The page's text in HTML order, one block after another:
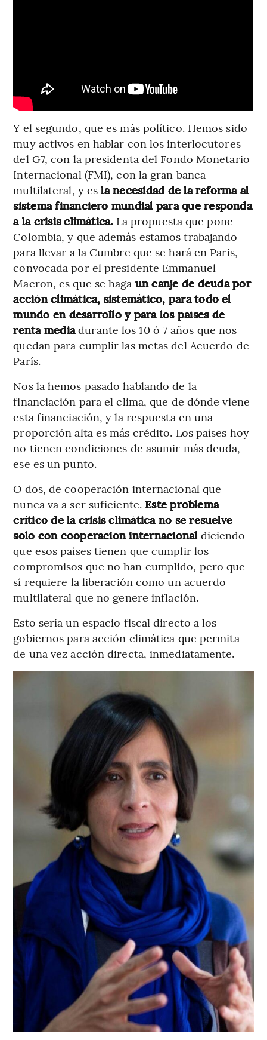
Y el segundo, que es más político. Hemos sido
muy activos en hablar con los interlocutores
del G7, con la presidenta del Fondo Monetario
Internacional (FMI), con la gran banca
multilateral, y es la necesidad de la reforma al
sistema financiero mundial para que responda
a la crisis climática. La propuesta que pone
Colombia, y que además estamos trabajando
para llevar a la Cumbre que se hará en París,
convocada por el presidente Emmanuel
Macron, es que se haga un canje de deuda por
acción climática, sistemático, para todo el
mundo en desarrollo y para los países de
renta mediadurante los 10 ó 7 años que nos
quedan para cumplir las metas del Acuerdo de
París.
Nos la hemos pasado hablando de la
financiación para el clima, que de dónde viene
esta financiación, y la respuesta en una
proporción alta es más crédito. Los países hoy
no tienen condiciones de asumir más deuda,
ese es un punto.
O dos, de cooperación internacional que
nunca va a ser suficiente. Este problema
crítico de la crisis climática no se resuelve
solo con cooperación internacional diciendo
que esos países tienen que cumplir los
compromisos que no han cumplido, pero que
sí requiere la liberación como un acuerdo
multilateral que no genere inflación.
Esto sería un espacio fiscal directo a los
gobiernos para acción climática que permita
de una vez acción directa, inmediatamente.